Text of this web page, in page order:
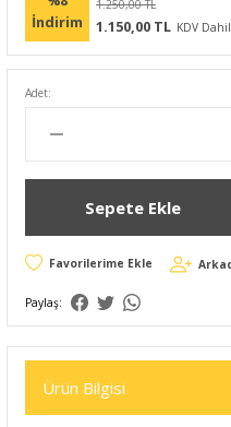
İndirim
1.250,00 TL
1.150,00 TL KDV Dahil
Adet:
Sepete Ekle
Paylaş:
Ürün Bilgisi